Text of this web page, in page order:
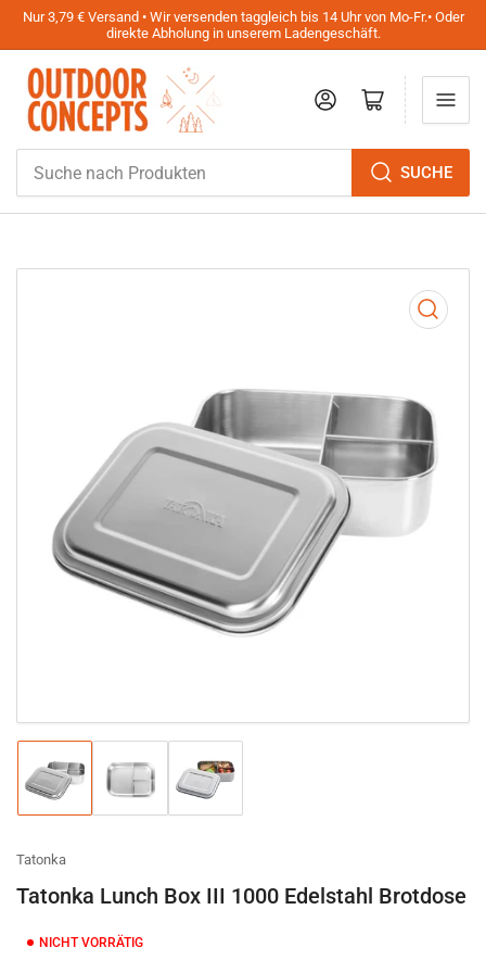
Nur 3,79 € Versand • Wir versenden taggleich bis 14 Uhr von Mo-Fr.• Oder
direkte Abholung in unserem Ladengeschäft.
nach
Produkten
SUCHE
AnmeldenMini-Warenkorb öffnen
Modal
öffnen
Bild
in
Galerieansicht
Bild
in
Galerieansicht
Bild
in
Galerieansicht
Tatonka
Tatonka Lunch Box III 1000 Edelstahl Brotdose
NICHT VORRÄTIG